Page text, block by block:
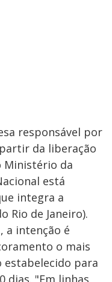
responsável por
da liberação
Ministério da
está
integra a
Rio de Janeiro).
a intenção é
o mais
estabelecido para
dias. "Em linhas